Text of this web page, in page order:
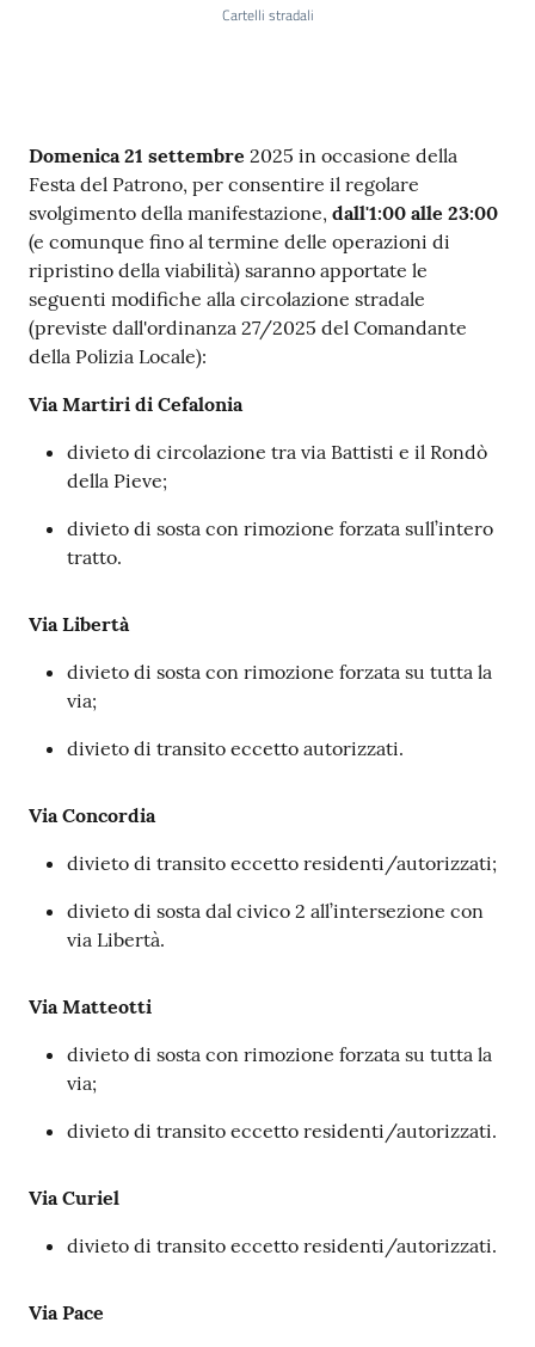
Cartelli stradali
Contenuto
Domenica 21 settembre 2025 in occasione della
Festa del Patrono, per consentire il regolare
svolgimento della manifestazione, dall'1:00 alle 23:00
(e comunque fino al termine delle operazioni di
ripristino della viabilità) saranno apportate le
seguenti modifiche alla circolazione stradale
(previste dall'ordinanza 27/2025 del Comandante
della Polizia Locale):
Via Martiri di Cefalonia
divieto di circolazione tra via Battisti e il Rondò
della Pieve;
divieto di sosta con rimozione forzata sull’intero
tratto.
Via Libertà
divieto di sosta con rimozione forzata su tutta la
via;
divieto di transito eccetto autorizzati.
Via Concordia
divieto di transito eccetto residenti/autorizzati;
divieto di sosta dal civico 2 all’intersezione con
via Libertà.
Via Matteotti
divieto di sosta con rimozione forzata su tutta la
via;
divieto di transito eccetto residenti/autorizzati.
Via Curiel
divieto di transito eccetto residenti/autorizzati.
Via Pace